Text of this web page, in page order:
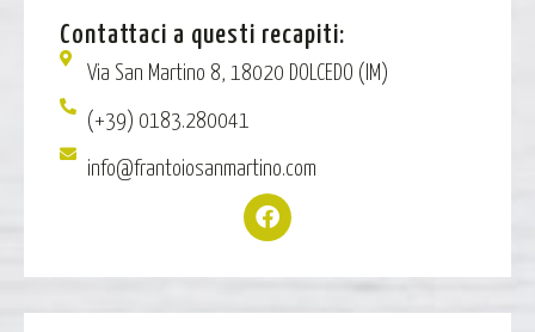
Contattaci a questi recapiti:
Via San Martino 8, 18020 DOLCEDO (IM)
(+39) 0183.280041
info@frantoiosanmartino.com